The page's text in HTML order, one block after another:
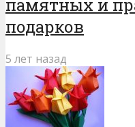
памятных и
подарков
5 лет назад